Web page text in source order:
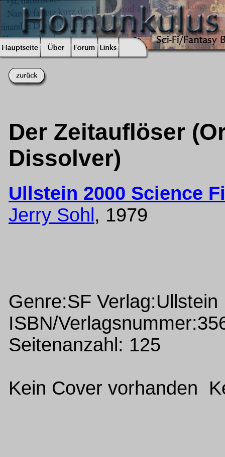
Der Zeitauflöser
Dissolver)
Ullstein 2000 Science
Jerry Sohl , 1979
Genre:SF Verlag:Ullstein
ISBN/
Seitenanzahl: 125
Kein Cover vorhanden